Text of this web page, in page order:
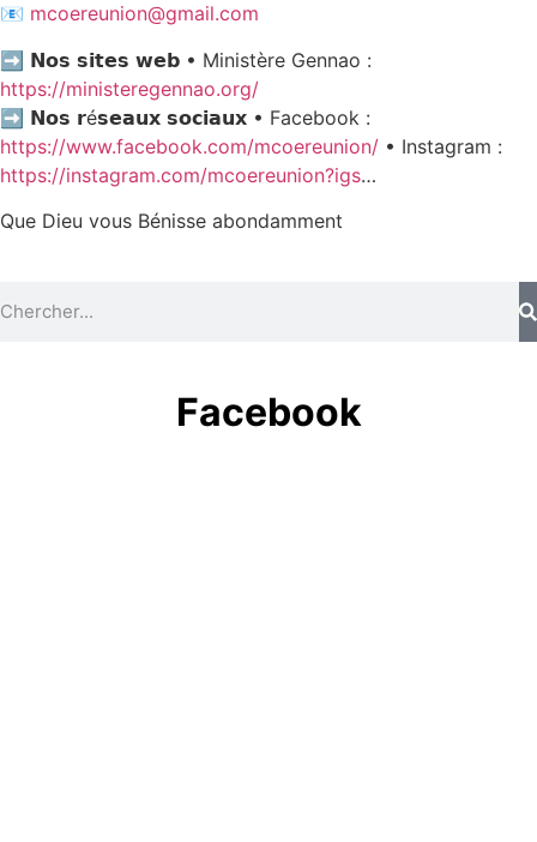
📧 mcoereunion@gmail.com
➡️ 𝗡𝗼𝘀 𝘀𝗶𝘁𝗲𝘀 𝘄𝗲𝗯 • Ministère Gennao :
https://ministeregennao.org/
➡️ 𝗡𝗼𝘀 𝗿é𝘀𝗲𝗮𝘂𝘅 𝘀𝗼𝗰𝗶𝗮𝘂𝘅 • Facebook :
https://www.facebook.com/mcoereunion/ • Instagram :
https://instagram.com/mcoereunion?igs…
Que Dieu vous Bénisse abondamment
Facebook